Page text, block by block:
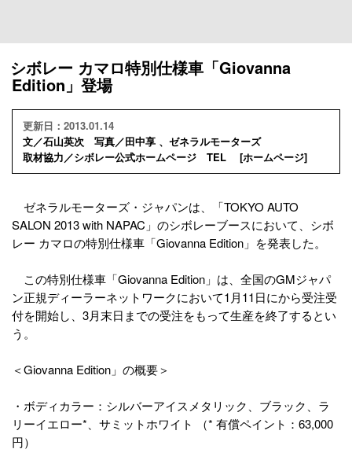
シボレー カマロ特別仕様車「Giovanna
Edition」登場
更新日：2013.01.14
文／石山英次 写真／田中享 、ゼネラルモーターズ
取材協力／シボレー公式ホームページ TEL [ホームページ]
ゼネラルモーターズ・ジャパンは、「TOKYO AUTO
SALON 2013 with NAPAC」のシボレーブースにおいて、シボ
レー カマロの特別仕様車「Giovanna Edition」を発表した。
この特別仕様車「Giovanna Edition」は、全国のGMジャパ
ン正規ディーラーネットワークにおいて1月11日にから受注受
付を開始し、3月末日までの受注をもって生産を終了するとい
う。
＜Giovanna Edition」の概要＞
・ボディカラー：シルバーアイスメタリック、ブラック、ラ
リーイエロー*、サミットホワイト （* 有償ペイント：63,000
円）